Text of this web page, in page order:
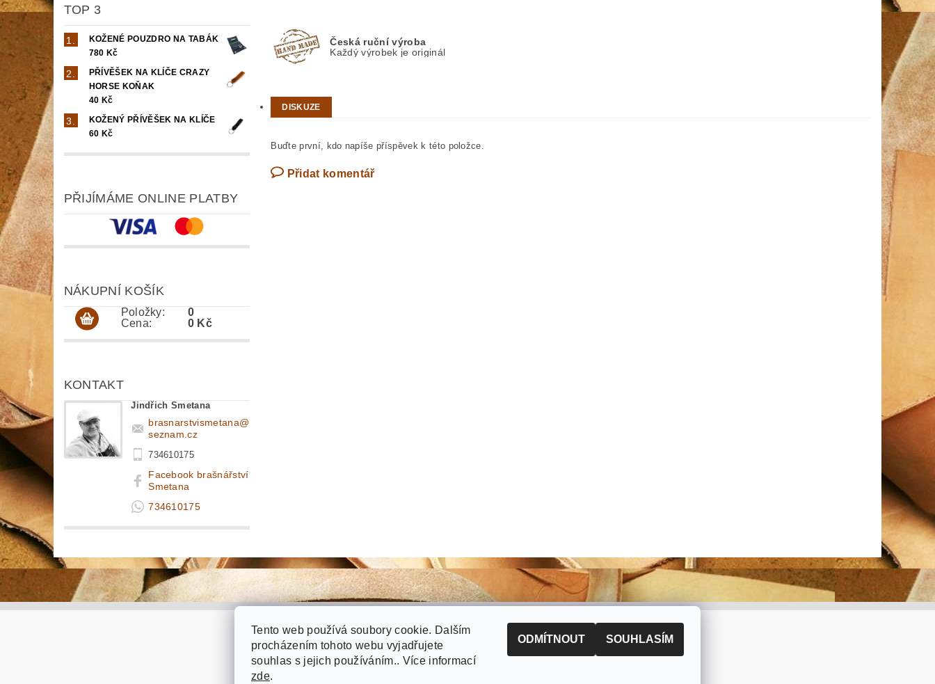
TOP 3
KOŽENÉ POUZDRO NA TABÁK
780 Kč
PŘÍVĚŠEK NA KLÍČE CRAZY
HORSE KOŇAK
40 Kč
KOŽENÝ PŘÍVĚŠEK NA KLÍČE
60 Kč
PŘIJÍMÁME ONLINE PLATBY
NÁKUPNÍ KOŠÍK
Položky:
Cena:
0
0 Kč
KONTAKT
Jindřich Smetana
brasnarstvismetana@
seznam.cz
734610175
Facebook brašnářství
Smetana
734610175
Česká ruční výroba
Každý výrobek je originál
DISKUZE
Buďte první, kdo napíše příspěvek k této položce.
Přidat komentář
RECENZE Brašnářství Smetana (GOOGLE)
Fotogalerie zakázkové výroby
Tento web používá soubory cookie. Dalším
procházením tohoto webu vyjadřujete
souhlas s jejich používáním.. Více informací
zde.
ODMÍTNOUT SOUHLASÍM